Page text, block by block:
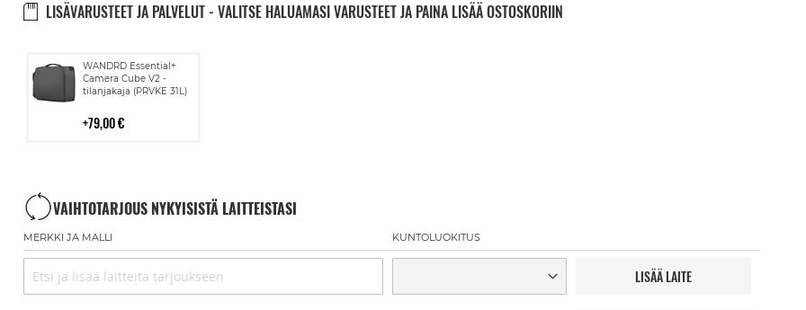
LISÄVARUSTEET JA PALVELUT - VALITSE HALUAMASI VARUSTEET JA PAINA LISÄÄ OSTOSKORIIN
WANDRD Essential+
Camera Cube V2 -
tilanjakaja (PRVKE 31L)
79,00 €
Lisää
ostoskoriin
VAIHTOTARJOUS NYKYISISTÄ LAITTEISTASI
MERKKI JA MALLI KUNTOLUOKITUS
LISÄÄ LAITE